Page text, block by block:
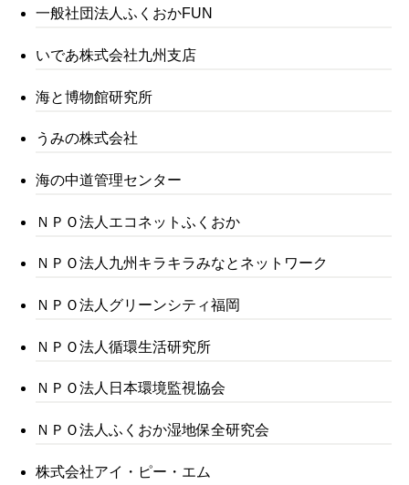
一般社団法人ふくおかFUN
いであ株式会社九州支店
海と博物館研究所
うみの株式会社
海の中道管理センター
ＮＰＯ法人エコネットふくおか
ＮＰＯ法人九州キラキラみなとネットワーク
ＮＰＯ法人グリーンシティ福岡
ＮＰＯ法人循環生活研究所
ＮＰＯ法人日本環境監視協会
ＮＰＯ法人ふくおか湿地保全研究会
株式会社アイ・ピー・エム